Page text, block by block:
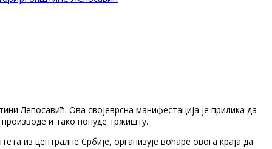
Лепосавић. Ова својеврсна манифестација је прилика да
и тако понуде тржишту.
из централне Србије, организује воћаре овога краја да